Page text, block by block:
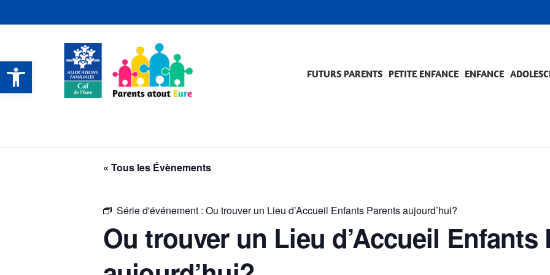
Ouvrir la barre d’outils FUTURS PARENTS PETITE ENFANCE ENFANCE
« Tous les Évènements
Série d'événement : Ou trouver un Lieu d’Accueil Enfants Parents aujourd’hui?
Ou trouver un Lieu d’Accueil Enfants